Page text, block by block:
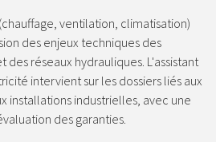
(chauffage, ventilation, climatisation)
des enjeux techniques des
des réseaux hydrauliques. L'assistant
intervient sur les dossiers liés aux
installations industrielles, avec une
des garanties.